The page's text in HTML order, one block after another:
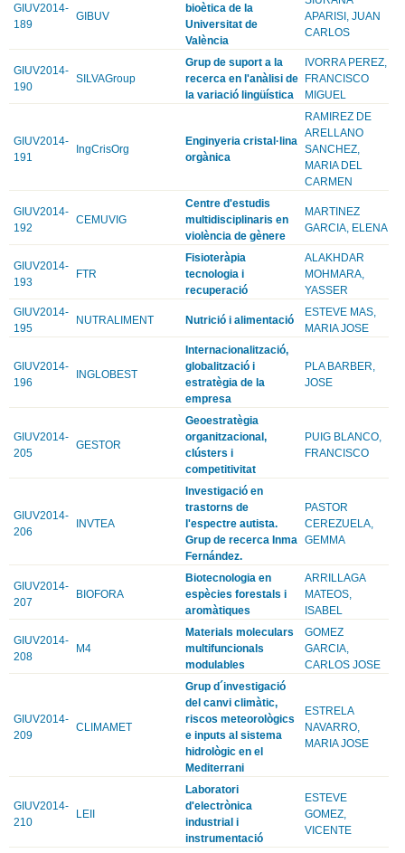
GIUV2014-
189
GIBUV
bioètica de la
Universitat de
València
APARISI, JUAN
CARLOS
GIUV2014-
190
SILVAGroup
Grup de suport a la
recerca en l'anàlisi de
la variació lingüística
IVORRA PEREZ,
FRANCISCO
MIGUEL
GIUV2014-
191
IngCrisOrg
Enginyeria cristal·lina
orgànica
RAMIREZ DE
ARELLANO
SANCHEZ,
MARIA DEL
CARMEN
GIUV2014-
192
CEMUVIG
Centre d'estudis
multidisciplinaris en
violència de gènere
MARTINEZ
GARCIA, ELENA
GIUV2014-
193
FTR
Fisioteràpia
tecnologia i
recuperació
ALAKHDAR
MOHMARA,
YASSER
GIUV2014-
195
NUTRALIMENT Nutrició i alimentació
ESTEVE MAS,
MARIA JOSE
GIUV2014-
196
INGLOBEST
Internacionalització,
globalització i
estratègia de la
empresa
PLA BARBER,
JOSE
GIUV2014-
205
GESTOR
Geoestratègia
organitzacional,
clústers i
competitivitat
PUIG BLANCO,
FRANCISCO
GIUV2014-
206
INVTEA
Investigació en
trastorns de
l'espectre autista.
Grup de recerca Inma
Fernández.
PASTOR
CEREZUELA,
GEMMA
GIUV2014-
207
BIOFORA
Biotecnologia en
espècies forestals i
aromàtiques
ARRILLAGA
MATEOS,
ISABEL
GIUV2014-
208
M4
Materials moleculars
multifuncionals
modulables
GOMEZ
GARCIA,
CARLOS JOSE
GIUV2014-
209
CLIMAMET
Grup d´investigació
del canvi climàtic,
riscos meteorològics
e inputs al sistema
hidrològic en el
Mediterrani
ESTRELA
NAVARRO,
MARIA JOSE
GIUV2014-
210
LEII
Laboratori
d'electrònica
industrial i
instrumentació
ESTEVE
GOMEZ,
VICENTE